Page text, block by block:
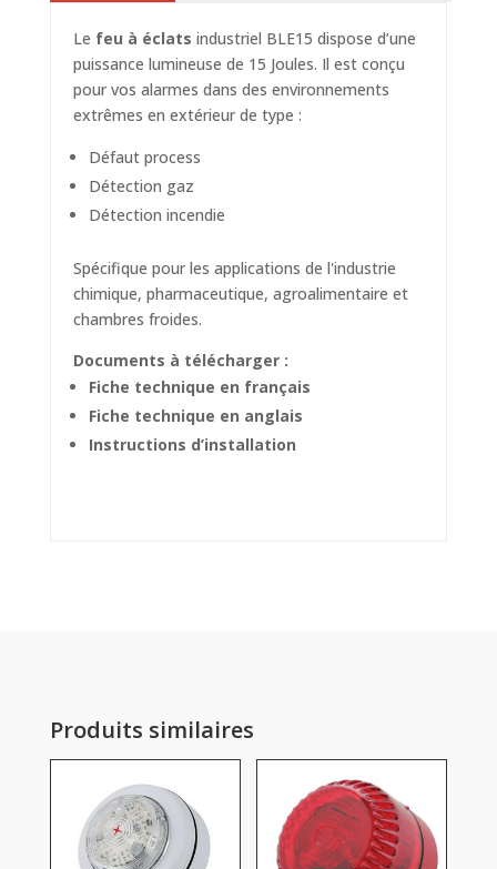
Le feu à éclats industriel BLE15 dispose d’une
puissance lumineuse de 15 Joules. Il est conçu
pour vos alarmes dans des environnements
extrêmes en extérieur de type :
Défaut process
Détection gaz
Détection incendie
Spécifique pour les applications de l'industrie
chimique, pharmaceutique, agroalimentaire et
chambres froides.
Documents à télécharger :
Fiche technique en français
Fiche technique en anglais
Instructions d’installation
Produits similaires